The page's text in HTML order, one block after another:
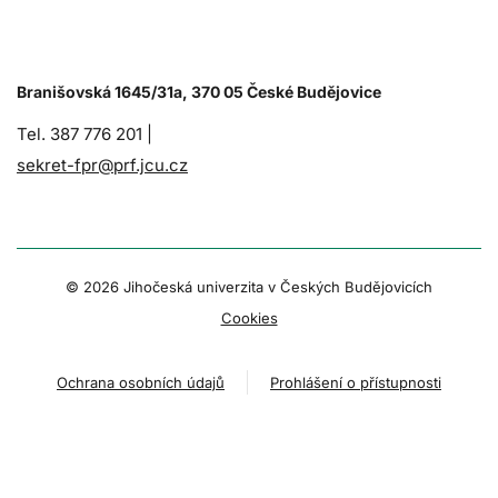
Branišovská 1645/31a, 370 05 České Budějovice
Tel. 387 776 201 |
sekret-fpr@prf.jcu.cz
© 2026 Jihočeská univerzita v Českých Budějovicích
Cookies
Ochrana osobních údajů Prohlášení o přístupnosti